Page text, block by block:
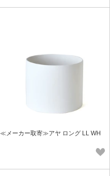
≪メーカー取寄≫アヤ ロング LL WH